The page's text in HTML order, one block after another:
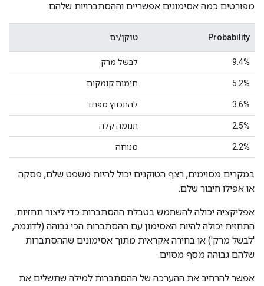
מפורטים כמה אסימונים אפשריים וההסתברויות שלהם:
Probability טוקן/ים
‫9.4% לבשל מרק
5.2% חימום קומקום
‫3.6% להתכווץ מפחד
2.5% תנומה קלה
‫2.2% מנוחה
במקרים מסוימים, רצף הטוקנים יכול להיות משפט שלם, פסקה
או אפילו חיבור שלם.
אפליקציה יכולה להשתמש בטבלת ההסתברות כדי ליצור תחזיות.
התחזית יכולה להיות האסימון עם ההסתברות הכי גבוהה (לדוגמה,
'לבשל מרק') או בחירה אקראית מתוך אסימונים שההסתברות
שלהם גבוהה מסף מסוים.
אפשר להרחיב את ההערכה של ההסתברות למילה שתשלים את